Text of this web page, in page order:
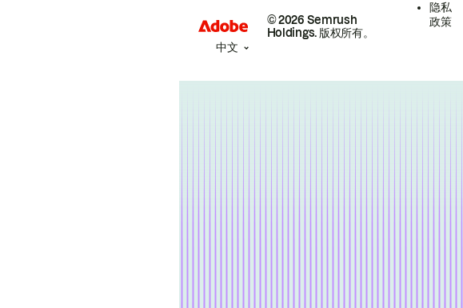
© 2026 Semrush
Holdings. 版权所有。
隐私
政策
中文